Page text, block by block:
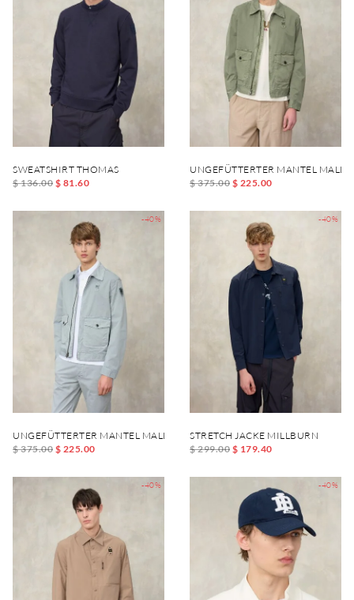
SWEATSHIRT THOMAS
$ 136.00 $ 81.60
UNGEFÜTTERTER MANTEL
$ 375.00 $ 225.00
-40%
UNGEFÜTTERTER MANTEL MALLON DYED
$ 375.00 $ 225.00
-40%
STRETCH JACKE MILLBURN
$ 299.00 $ 179.40
-40% -40%